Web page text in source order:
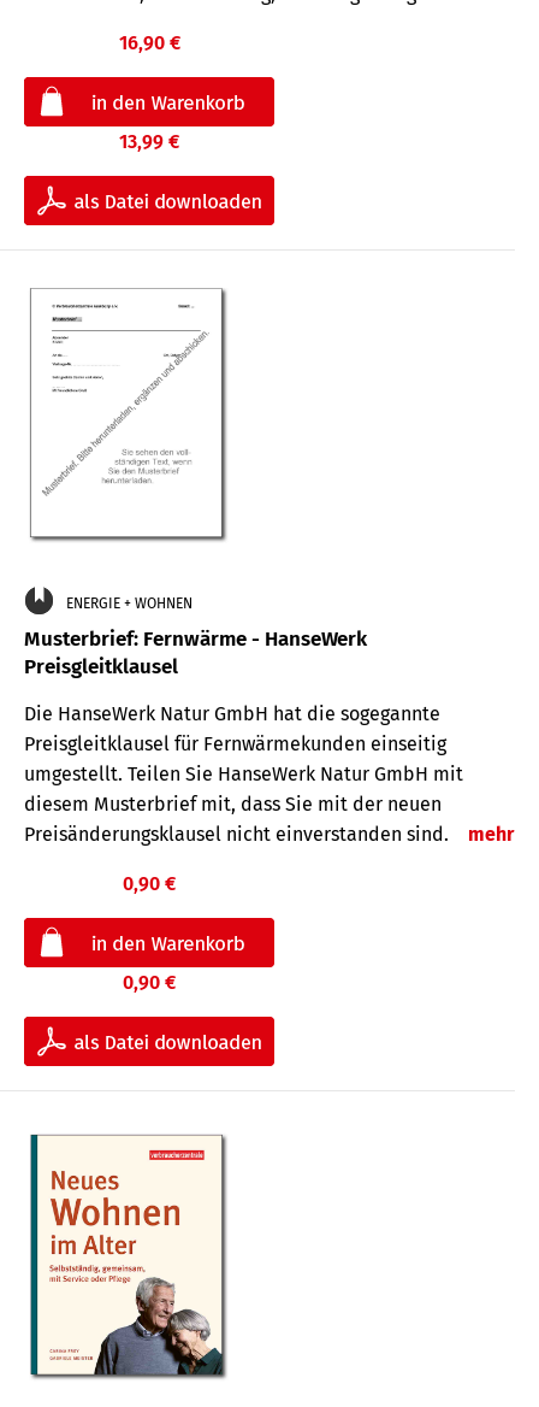
16,90 €
13,99 €
ENERGIE + WOHNEN
Musterbrief: Fernwärme - HanseWerk
Preisgleitklausel
Die HanseWerk Natur GmbH hat die sogegannte
Preisgleitklausel für Fernwärmekunden einseitig
umgestellt. Teilen Sie HanseWerk Natur GmbH mit
diesem Musterbrief mit, dass Sie mit der neuen
Preisänderungsklausel nicht einverstanden sind.
mehr
0,90 €
0,90 €